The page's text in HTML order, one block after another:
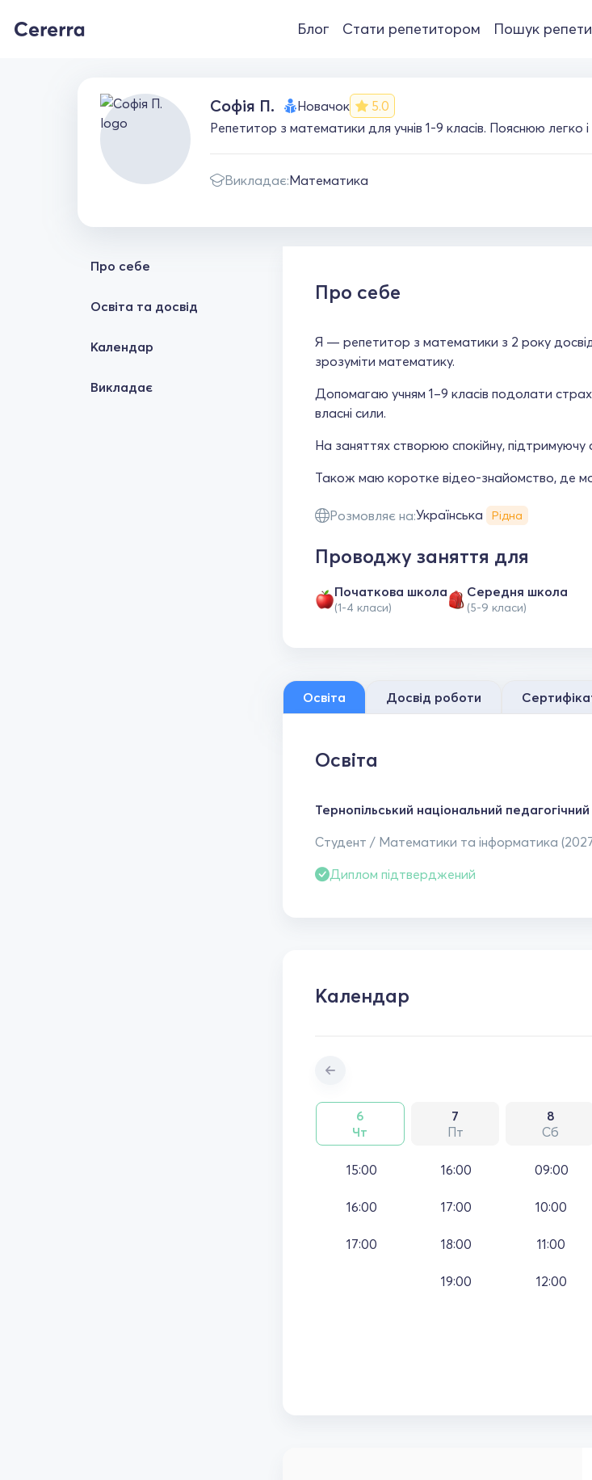
Блог Стати репетитором Пошук
Софія П. Новачок
5.0
Репетитор з математики для учнів 1-9 класів. Пояснюю легко і
Викладає:Математика
Про себе
Освіта та досвід
Календар
Викладає
Про себе
Я — репетитор з математики з 2 року
зрозуміти математику.
Допомагаю учням 1–9 класів подолати
власні сили.
На заняттях створюю спокійну,
Також маю коротке відео-знайомство, де
Розмовляє на:Українська Рідна
Проводжу заняття для
Початкова школа
(1-4 класи)
Середня школа
(5-9 класи)
Освіта Досвід роботи
Освіта
Тернопільський національний
Студент / Математики та інформатика
Диплом підтверджений
Календар
6
Чт
7
Пт
8
Сб
15:00
16:00
17:00
16:00
17:00
18:00
19:00
09:00
10:00
11:00
12:00